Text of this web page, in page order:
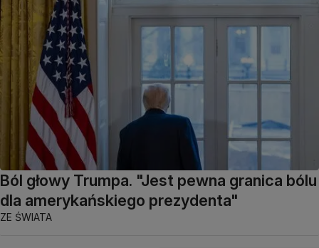
Ból głowy Trumpa. "Jest pewna granica bólu
dla amerykańskiego prezydenta"
ZE ŚWIATA